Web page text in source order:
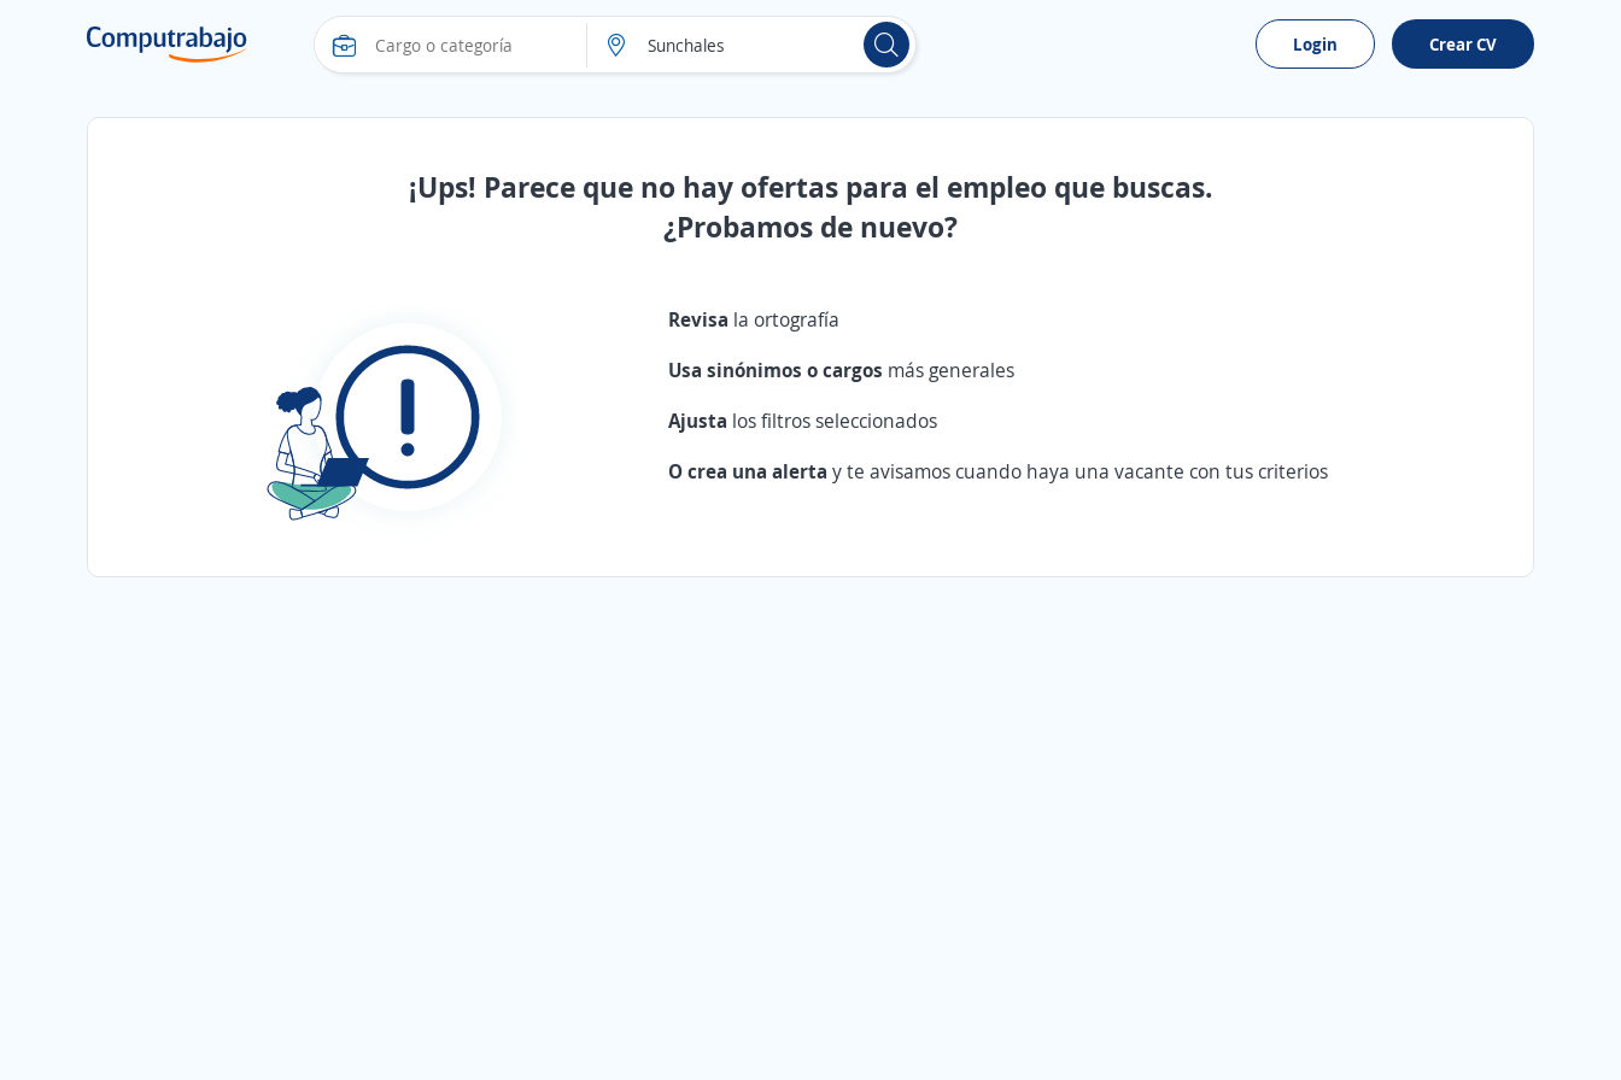
Login Crear CV
¡Ups! Parece que no hay ofertas para el empleo que buscas.
¿Probamos de nuevo?
Revisa la ortografía
Usa sinónimos o cargos más generales
Ajusta los filtros seleccionados
O crea una alertay te avisamos cuando haya una vacante con tus criterios